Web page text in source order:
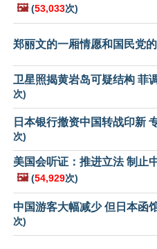
🖼️ (53,033次)
郑丽文的一厢情愿和国民党
卫星照揭黄岩岛可疑结构 菲
次)
日本银行撤资中国转战印新
次)
美国会听证：推进立法 制止
🖼️ (54,929次)
中国游客大幅减少 但日本函
次)